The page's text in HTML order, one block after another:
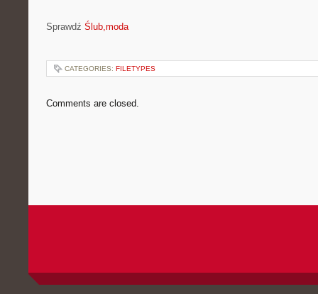
Sprawdź Ślub,moda
CATEGORIES: FILETYPES
Comments are closed.